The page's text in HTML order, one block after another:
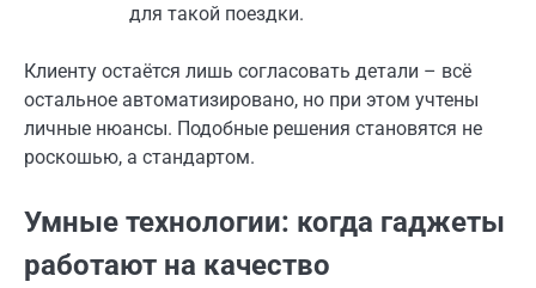
для такой поездки.
Клиенту остаётся лишь согласовать детали – всё
остальное автоматизировано, но при этом учтены
личные нюансы. Подобные решения становятся не
роскошью, а стандартом.
Умные технологии: когда гаджеты
работают на качество